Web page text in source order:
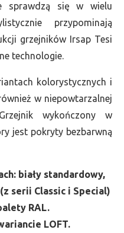
sprawdzą się w wielu
przypominają
grzejników Irsap Tesi
technologie.
kolorystycznych i
w niepowtarzalnej
wykończony w
jest pokryty bezbarwną
biały standardowy,
serii Classic i Special)
RAL.
LOFT.